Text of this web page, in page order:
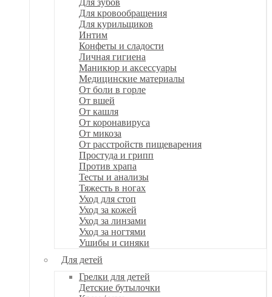
Для зубов
Для кровообращения
Для курильщиков
Интим
Конфеты и сладости
Личная гигиена
Маникюр и аксессуары
Медицинские материалы
От боли в горле
От вшей
От кашля
От коронавируса
От микоза
От расстройств пищеварения
Простуда и грипп
Против храпа
Тесты и анализы
Тяжесть в ногах
Уход для стоп
Уход за кожей
Уход за линзами
Уход за ногтями
Ушибы и синяки
Для детей
Грелки для детей
Детские бутылочки